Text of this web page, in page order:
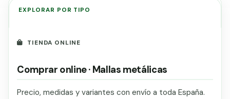
Grapa malla H.
Tensor galvanizado
EXPLORAR POR TIPO
TIENDA ONLINE
Comprar online · Mallas metálicas
Precio, medidas y variantes con envío a toda España.